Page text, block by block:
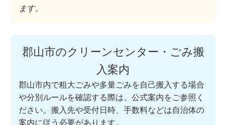
ます。
郡山市のクリーンセンター・ごみ搬
入案内
郡山市内で粗大ごみや多量ごみを自己搬入する場合
や分別ルールを確認する際は、公式案内をご参照く
ださい。搬入先や受付日時、手数料などは自治体の
案内に従う必要があります。